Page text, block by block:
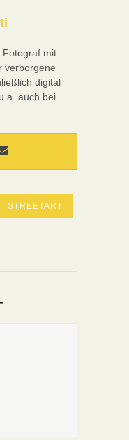
Fotograf mit
verborgene
digital
auch bei
STREETART